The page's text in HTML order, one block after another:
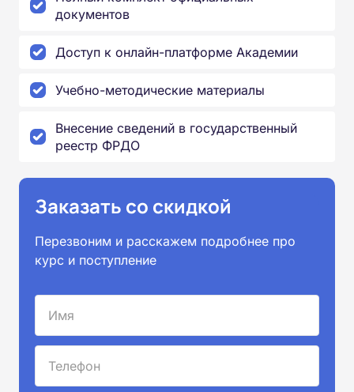
документов
Доступ к онлайн-платформе Академии
Учебно-методические материалы
Внесение сведений в государственный
реестр ФРДО
Заказать со скидкой
Перезвоним и расскажем подробнее про
курс и поступление